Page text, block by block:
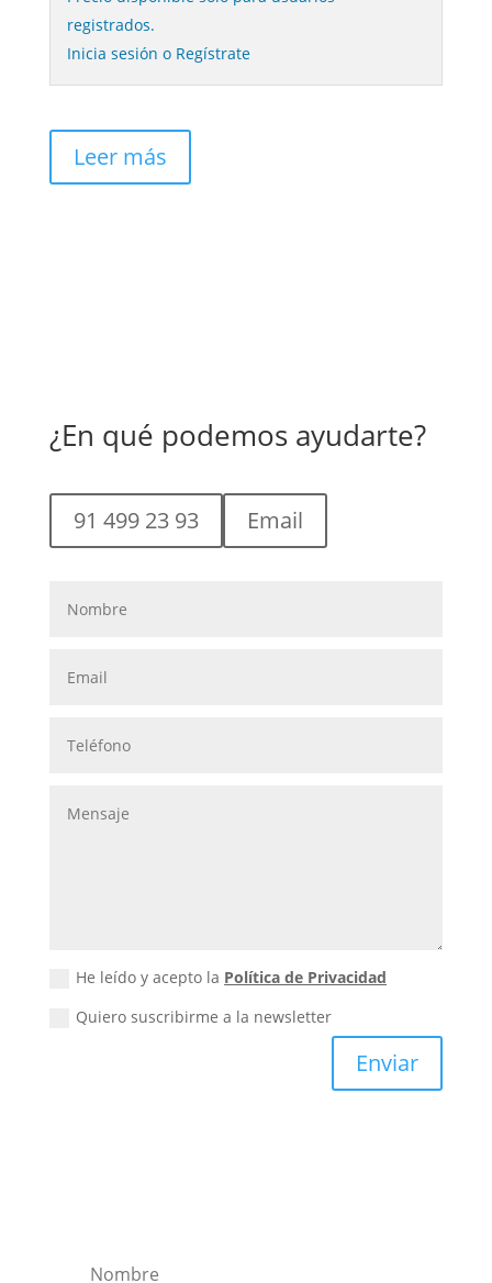
registrados.
Inicia sesión o Regístrate
Leer más
¿En qué podemos ayudarte?
91 499 23 93 Email
He leído y acepto la Política de Privacidad
Quiero suscribirme a la newsletter
Enviar